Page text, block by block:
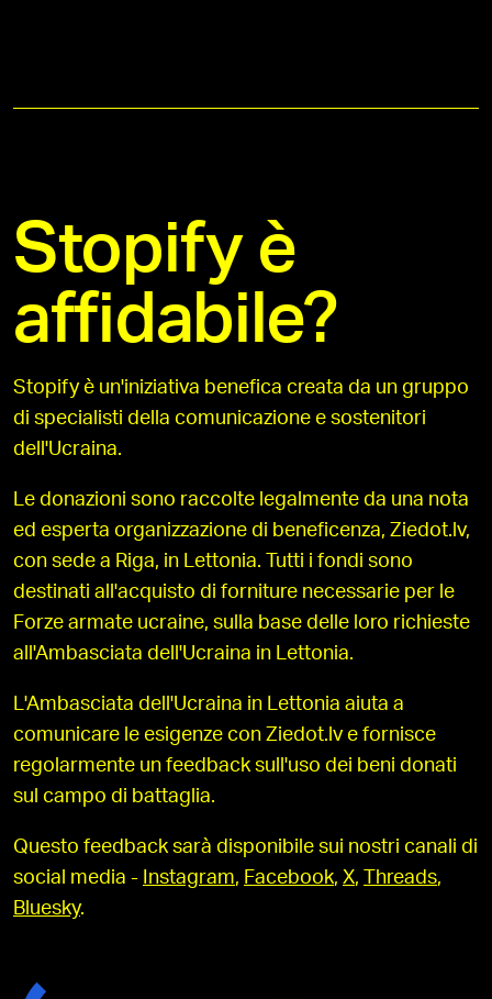
Stopify è
affidabile?
Stopify è un'iniziativa benefica creata da un gruppo
di specialisti della comunicazione e sostenitori
dell'Ucraina.
Le donazioni sono raccolte legalmente da una nota
ed esperta organizzazione di beneficenza, Ziedot.lv,
con sede a Riga, in Lettonia. Tutti i fondi sono
destinati all'acquisto di forniture necessarie per le
Forze armate ucraine, sulla base delle loro richieste
all'Ambasciata dell'Ucraina in Lettonia.
L'Ambasciata dell'Ucraina in Lettonia aiuta a
comunicare le esigenze con Ziedot.lv e fornisce
regolarmente un feedback sull'uso dei beni donati
sul campo di battaglia.
Questo feedback sarà disponibile sui nostri canali di
social media - Instagram, Facebook, X, Threads,
Bluesky.